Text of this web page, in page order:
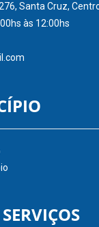
Santa Cruz,
às 12:00hs